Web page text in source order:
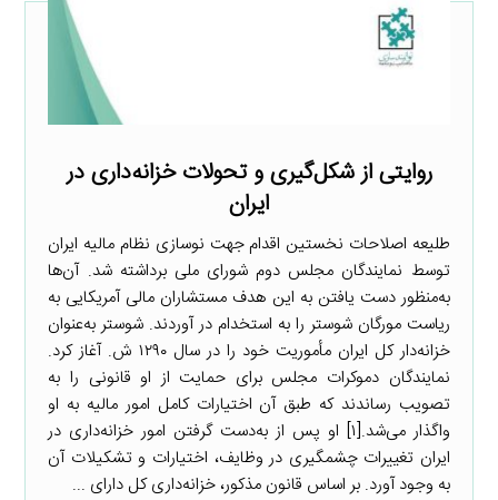
روایتی از شکل‌گیری و تحولات خزانه‌داری در
ایران
طلیعه اصلاحات نخستین اقدام جهت نوسازی نظام مالیه ایران
توسط نمایندگان مجلس دوم شورای ملی برداشته شد. آن‌ها
به‌منظور دست یافتن به این هدف مستشاران مالی آمریکایی به
ریاست مورگان شوستر را به استخدام در آوردند. شوستر به‌عنوان
خزانه‌دار کل ایران مأموریت خود را در سال ۱۲۹۰ ش. آغاز کرد.
نمایندگان دموکرات مجلس برای حمایت از او قانونی را به
تصویب رساندند که طبق آن اختیارات کامل امور مالیه به او
واگذار می‌شد.[۱] او پس از به‌دست گرفتن امور خزانه‌داری در
ایران تغییرات چشمگیری در وظایف، اختیارات و تشکیلات آن
به وجود آورد. بر اساس قانون مذکور، خزانه‌داری کل دارای ...